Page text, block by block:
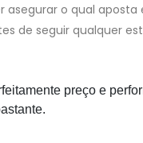
asegurar o qual
de seguir qualquer
preço e